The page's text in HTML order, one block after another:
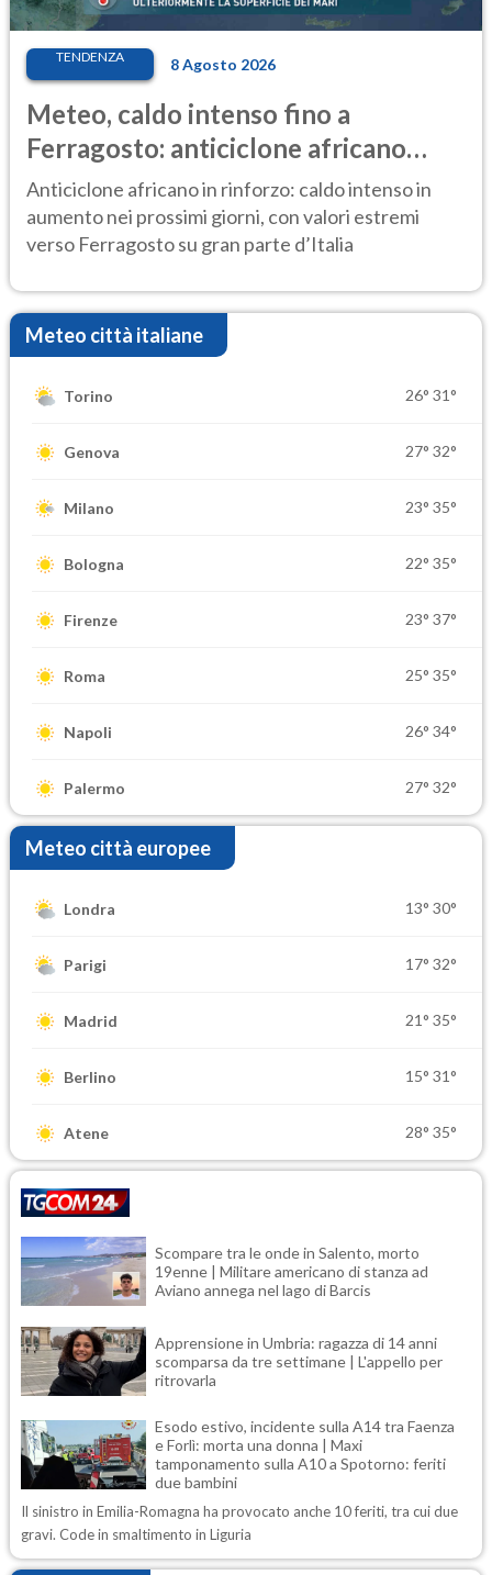
TENDENZA 8 Agosto 2026
Meteo, caldo intenso fino a
Ferragosto: anticiclone africano
ancora protagonista
Anticiclone africano in rinforzo: caldo intenso in
aumento nei prossimi giorni, con valori estremi
verso Ferragosto su gran parte d’Italia
Meteo città italiane
Torino 26° 31°
Genova 27° 32°
Milano 23° 35°
Bologna 22° 35°
Firenze 23° 37°
Roma 25° 35°
Napoli 26° 34°
Palermo 27° 32°
Meteo città europee
Londra 13° 30°
Parigi 17° 32°
Madrid 21° 35°
Berlino 15° 31°
Atene 28° 35°
Scompare tra le onde in Salento, morto
19enne | Militare americano di stanza ad
Aviano annega nel lago di Barcis
Apprensione in Umbria: ragazza di 14 anni
scomparsa da tre settimane | L'appello per
ritrovarla
Esodo estivo, incidente sulla A14 tra Faenza
e Forlì: morta una donna | Maxi
tamponamento sulla A10 a Spotorno: feriti
due bambini
Il sinistro in Emilia-Romagna ha provocato anche 10 feriti, tra cui due
gravi. Code in smaltimento in Liguria